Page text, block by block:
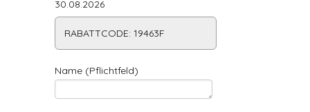
30.08.2026
RABATTCODE: 19463F
Name (Pflichtfeld)